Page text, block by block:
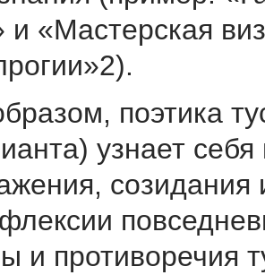
и «Мастерская
поэтика
узнает себя
созидания
и противоречия